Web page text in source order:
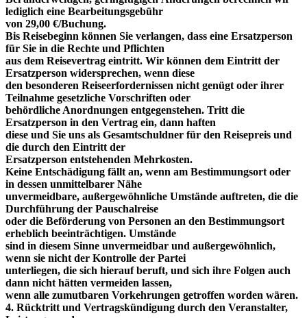
lediglich eine Bearbeitungsgebühr
von 29,00 €/Buchung.
Bis Reisebeginn können Sie verlangen, dass eine Ersatzperson
für Sie in die Rechte und Pflichten
aus dem Reisevertrag eintritt. Wir können dem Eintritt der
Ersatzperson widersprechen, wenn diese
den besonderen Reiseerfordernissen nicht genügt oder ihrer
Teilnahme gesetzliche Vorschriften oder
behördliche Anordnungen entgegenstehen. Tritt die
Ersatzperson in den Vertrag ein, dann haften
diese und Sie uns als Gesamtschuldner für den Reisepreis und
die durch den Eintritt der
Ersatzperson entstehenden Mehrkosten.
Keine Entschädigung fällt an, wenn am Bestimmungsort oder
in dessen unmittelbarer Nähe
unvermeidbare, außergewöhnliche Umstände auftreten, die die
Durchführung der Pauschalreise
oder die Beförderung von Personen an den Bestimmungsort
erheblich beeinträchtigen. Umstände
sind in diesem Sinne unvermeidbar und außergewöhnlich,
wenn sie nicht der Kontrolle der Partei
unterliegen, die sich hierauf beruft, und sich ihre Folgen auch
dann nicht hätten vermeiden lassen,
wenn alle zumutbaren Vorkehrungen getroffen worden wären.
4. Rücktritt und Vertragskündigung durch den Veranstalter,